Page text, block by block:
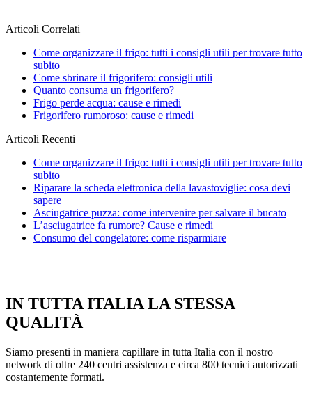
Articoli Correlati
Come organizzare il frigo: tutti i consigli utili per trovare tutto
subito
Come sbrinare il frigorifero: consigli utili
Quanto consuma un frigorifero?
Frigo perde acqua: cause e rimedi
Frigorifero rumoroso: cause e rimedi
Articoli Recenti
Come organizzare il frigo: tutti i consigli utili per trovare tutto
subito
Riparare la scheda elettronica della lavastoviglie: cosa devi
sapere
Asciugatrice puzza: come intervenire per salvare il bucato
L’asciugatrice fa rumore? Cause e rimedi
Consumo del congelatore: come risparmiare
IN TUTTA ITALIA LA STESSA
QUALITÀ
Siamo presenti in maniera capillare in tutta Italia con il nostro
network di oltre 240 centri assistenza e circa 800 tecnici autorizzati
costantemente formati.